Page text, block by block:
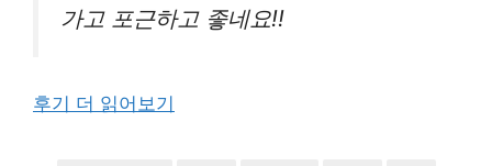
가고 포근하고 좋네요!!
후기 더 읽어보기